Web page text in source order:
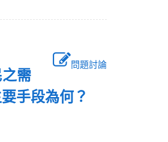
問題討論
需
手段為何？